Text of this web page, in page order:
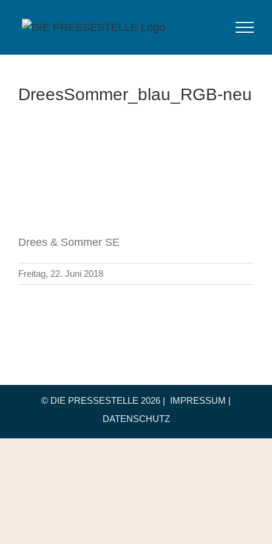
Inhalt
DreesSommer_blau_RGB-neu
Drees & Sommer SE
Freitag, 22. Juni 2018
© DIE PRESSESTELLE 2026 | IMPRESSUM |
DATENSCHUTZ